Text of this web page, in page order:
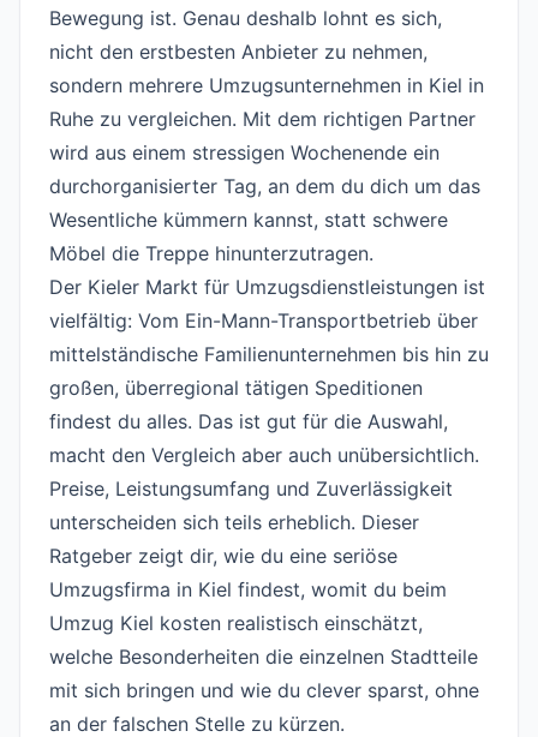
Bewegung ist. Genau deshalb lohnt es sich,
nicht den erstbesten Anbieter zu nehmen,
sondern mehrere Umzugsunternehmen in Kiel in
Ruhe zu vergleichen. Mit dem richtigen Partner
wird aus einem stressigen Wochenende ein
durchorganisierter Tag, an dem du dich um das
Wesentliche kümmern kannst, statt schwere
Möbel die Treppe hinunterzutragen.
Der Kieler Markt für Umzugsdienstleistungen ist
vielfältig: Vom Ein-Mann-Transportbetrieb über
mittelständische Familienunternehmen bis hin zu
großen, überregional tätigen Speditionen
findest du alles. Das ist gut für die Auswahl,
macht den Vergleich aber auch unübersichtlich.
Preise, Leistungsumfang und Zuverlässigkeit
unterscheiden sich teils erheblich. Dieser
Ratgeber zeigt dir, wie du eine seriöse
Umzugsfirma in Kiel findest, womit du beim
Umzug Kiel kosten realistisch einschätzt,
welche Besonderheiten die einzelnen Stadtteile
mit sich bringen und wie du clever sparst, ohne
an der falschen Stelle zu kürzen.